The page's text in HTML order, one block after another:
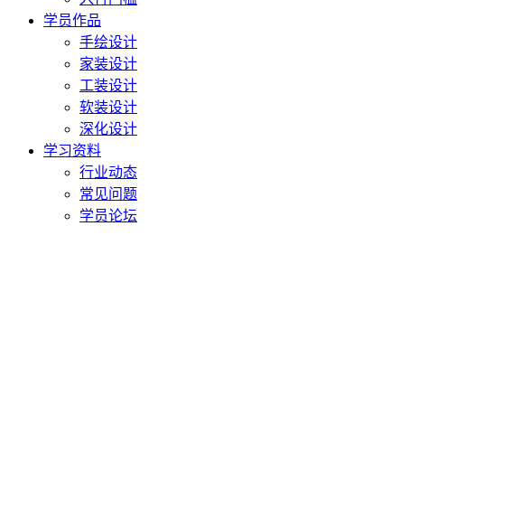
学员作品
手绘设计
家装设计
工装设计
软装设计
深化设计
学习资料
行业动态
常见问题
学员论坛